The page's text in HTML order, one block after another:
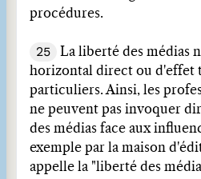
procédures.
25
La liberté des médias
horizontal direct ou d'effet
particuliers. Ainsi, les
ne peuvent pas invoquer
des médias face aux
exemple par la maison
appelle la "liberté des